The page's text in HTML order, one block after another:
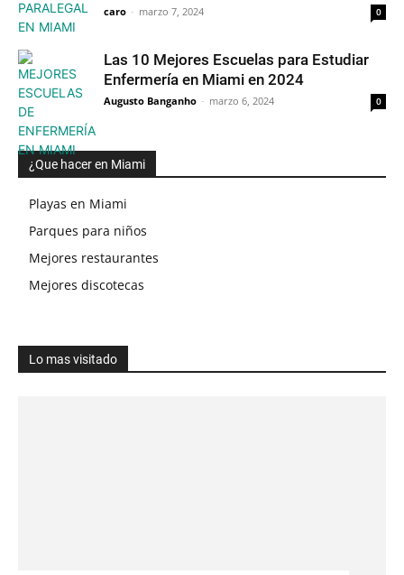
caro - marzo 7, 2024 0
Las 10 Mejores Escuelas para Estudiar
Enfermería en Miami en 2024
Augusto Banganho - marzo 6, 2024 0
¿Que hacer en Miami
Playas en Miami
Parques para niños
Mejores restaurantes
Mejores discotecas
Lo mas visitado